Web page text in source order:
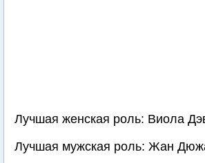
Лучшая женская роль: Виола
Лучшая мужская роль: Жан